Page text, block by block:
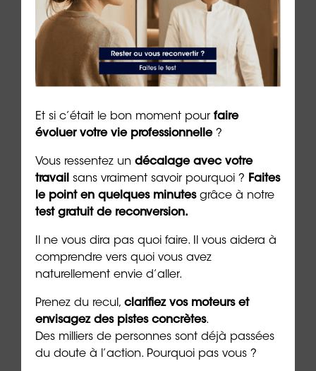
À lire sur le même thème
Réussir sa reconversion en
9 min. de lecture
Les + consultés
Et si c’était le bon moment pour faire
évoluer votre vie professionnelle?
Vous ressentez un décalage avec votre
travail sans vraiment savoir pourquoi ? Faites
le point en quelques minutesgrâce à notre
test gratuit de reconversion.
Il ne vous dira pas quoi faire. Il vous aidera à
comprendre vers quoi vous avez
naturellement envie d’aller.
Prenez du recul, clarifiez vos moteurs et
envisagez des pistes concrètes.
Des milliers de personnes sont déjà passées
du doute à l’action. Pourquoi pas vous ?